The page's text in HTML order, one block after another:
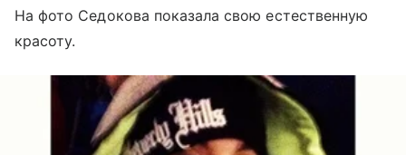
На фото Седокова показала свою естественную
красоту.